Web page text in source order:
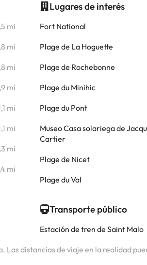
mi
mi
mi
mi
mi
mi
mi
mi
Lugares de interés
Fort National
Plage de La Hoguette
Plage de Rochebonne
Plage du Minihic
Plage du Pont
Museo Casa solariega de
Cartier
Plage de Nicet
Plage du Val
Transporte público
Estación de tren de Saint Malo
Las distancias de viaje en la realidad